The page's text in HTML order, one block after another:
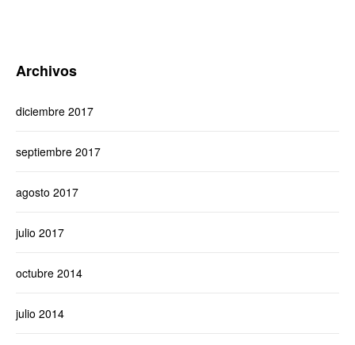
Archivos
diciembre 2017
septiembre 2017
agosto 2017
julio 2017
octubre 2014
julio 2014